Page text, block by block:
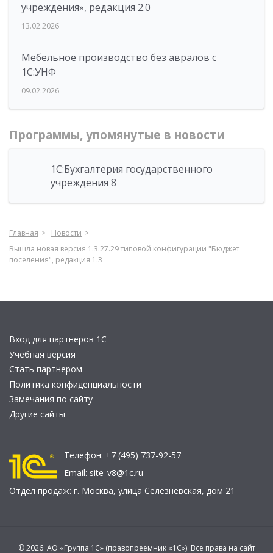
учреждения», редакция 2.0
13.02.2026
Мебельное производство без авралов с
1С:УНФ
09.02.2026
Программы, упомянутые в новости
1С:Бухгалтерия государственного
учреждения 8
Главная
Новости
Вышла новая версия 1.3.27.29 типовой конфигурации "Бюджет
поселения", редакция 1.3
Вход для партнеров 1С
Учебная версия
Стать партнером
Политика конфиденциальности
Замечания по сайту
Другие сайты
Телефон: +7 (495) 737-92-57
Email: site_v8@1c.ru
Отдел продаж: г. Москва, улица Селезнёвская, дом 21
© 2026 АО «Группа 1С» (правопреемник «1С»). Все права на сайт